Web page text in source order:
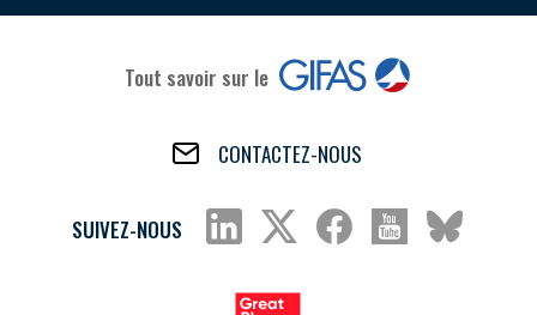
Tout savoir sur le
CONTACTEZ-NOUS
SUIVEZ-NOUS